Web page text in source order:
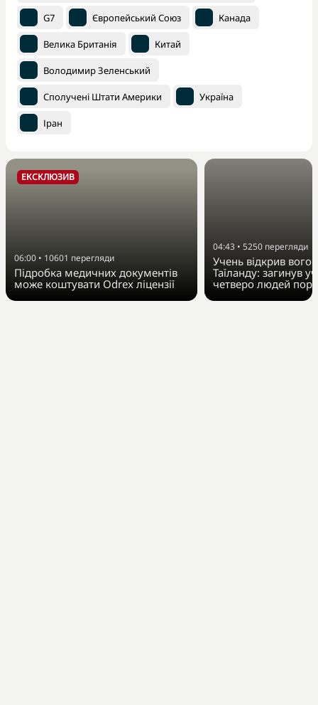
G7 Європейський Союз Канада
Велика Британія Китай
Володимир Зеленський
Сполучені Штати Америки Україна
Іран
ЕКСКЛЮЗИВ
06:00 • 10601 перегляди
Підробка медичних документів
може коштувати Odrex ліцензії
04:43 • 5250 перегляди
Учень відкрив
Таїланду: загинув
четверо людей